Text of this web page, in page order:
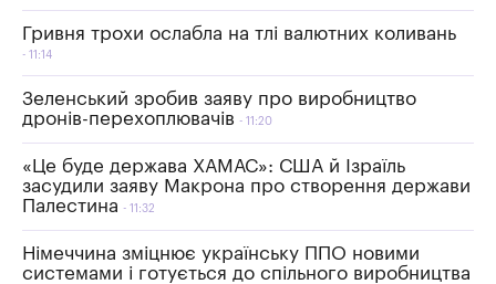
Гривня трохи ослабла на тлі валютних коливань
11:14
Зеленський зробив заяву про виробництво
дронів-перехоплювачів
11:20
«Це буде держава ХАМАС»: США й Ізраїль
засудили заяву Макрона про створення держави
Палестина
11:32
Німеччина зміцнює українську ППО новими
системами і готується до спільного виробництва